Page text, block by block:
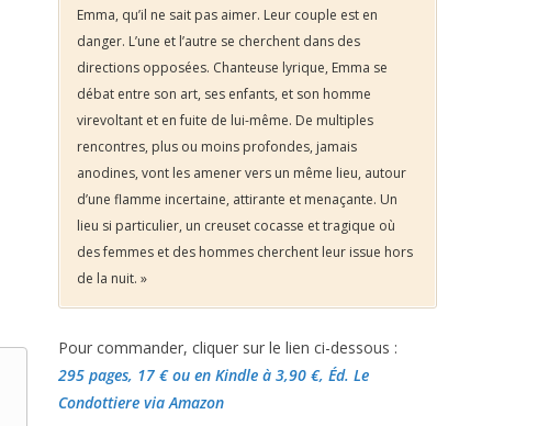
Emma, qu’il ne sait pas aimer. Leur couple est en
danger. L’une et l’autre se cherchent dans des
directions opposées. Chanteuse lyrique, Emma se
débat entre son art, ses enfants, et son homme
virevoltant et en fuite de lui-même. De multiples
rencontres, plus ou moins profondes, jamais
anodines, vont les amener vers un même lieu, autour
d’une flamme incertaine, attirante et menaçante. Un
lieu si particulier, un creuset cocasse et tragique où
des femmes et des hommes cherchent leur issue hors
de la nuit. »
Pour commander, cliquer sur le lien ci-dessous :
295 pages, 17 €ou en Kindle à 3,90 €, Éd. Le
Condottiere via Amazon